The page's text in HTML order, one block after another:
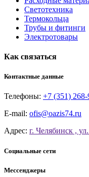
Светотехника
Термокольца
Трубы и фитинги
Электротовары
Как связаться
Контактные данные
Телефоны: +7 (351)
E-mail: ofis@oazis74.ru
Адрес: г. Челябинск ,
Социальные сети
Мессенджеры